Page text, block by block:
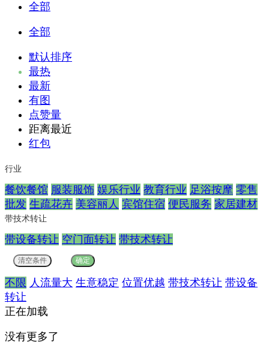
全部
全部
默认排序
最热
最新
有图
点赞量
距离最近
红包
行业
餐饮餐馆 服装服饰 娱乐行业 教育行业 足浴按摩 零售
批发 生疏花卉 美容丽人 宾馆住宿 便民服务 家居建材
带技术转让
带设备转让 空门面转让 带技术转让
不限 人流量大 生意稳定 位置优越 带技术转让 带设备
转让
正在加载
没有更多了